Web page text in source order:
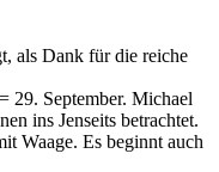
als Dank für die reiche
29. September. Michael
ins Jenseits betrachtet.
Waage. Es beginnt auch